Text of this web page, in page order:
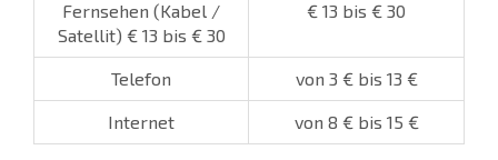
Fernsehen (Kabel /
Satellit) € 13 bis € 30
€ 13 bis € 30
Telefon von 3 € bis 13 €
Internet von 8 € bis 15 €